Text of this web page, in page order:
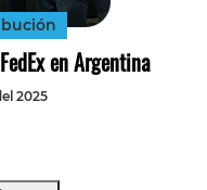
en Argentina
2025